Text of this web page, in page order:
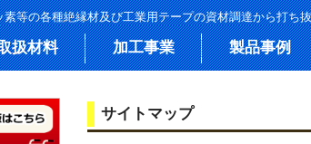
等の各種絶縁材及び工業用テープの資材調達から打ち
扱材料 加工事業 製品事例
サイトマップ